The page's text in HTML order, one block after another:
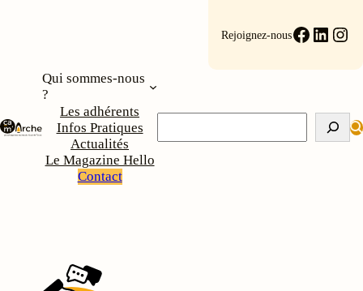
Rejoignez-nous
Qui sommes-nous
?
Les adhérents
Infos Pratiques
Actualités
Le Magazine Hello
Contact